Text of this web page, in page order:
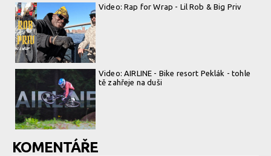
Video: Rap for Wrap - Lil Rob & Big Priv
Video: AIRLINE - Bike resort Peklák - tohle
tě zahřeje na duši
KOMENTÁŘE